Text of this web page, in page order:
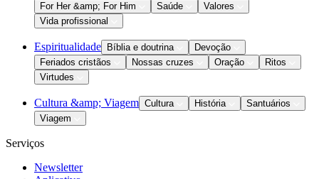
For Her &amp; For Him
Saúde
Valores
Vida profissional
Espiritualidade Bíblia e doutrina
Devoção
Feriados cristãos
Nossas cruzes Oração
Ritos
Virtudes
Cultura &amp; Viagem Cultura História
Santuários
Viagem
Serviços
Newsletter